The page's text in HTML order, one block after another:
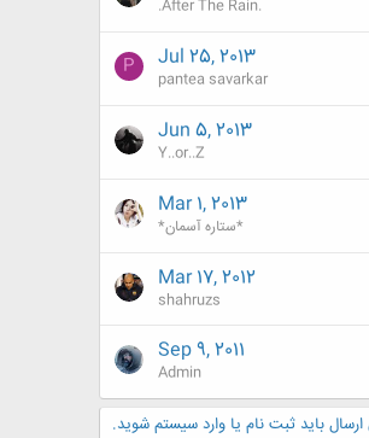
.After The Rain.
Jul 25, 2013
pantea savarkar
P
Jun 5, 2013
Y..or..Z
Mar 1, 2013
*ستاره آسمان*
Mar 17, 2012
shahruzs
Sep 9, 2011
Admin
باید ثبت نام یا وارد سیستم شوید.